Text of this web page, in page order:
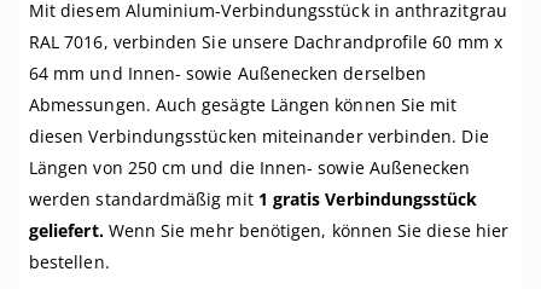
Mit diesem Aluminium-Verbindungsstück in anthrazitgrau
RAL 7016, verbinden Sie unsere Dachrandprofile 60 mm x
64 mm und Innen- sowie Außenecken derselben
Abmessungen. Auch gesägte Längen können Sie mit
diesen Verbindungsstücken miteinander verbinden. Die
Längen von 250 cm und die Innen- sowie Außenecken
werden standardmäßig mit 1 gratis Verbindungsstück
geliefert.Wenn Sie mehr benötigen, können Sie diese hier
bestellen.